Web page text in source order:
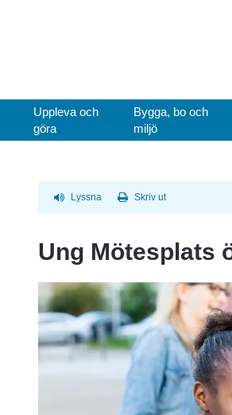
Uppleva och
göra
Bygga, bo och
miljö
Lyssna Skriv ut
Ung Mötesplats